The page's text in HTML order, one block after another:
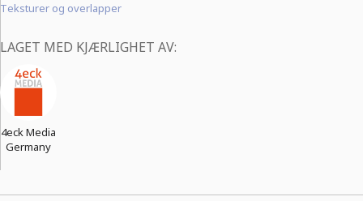
Teksturer og overlapper
LAGET MED KJÆRLIGHET AV:
4eck Media
Germany